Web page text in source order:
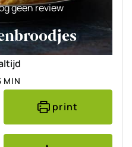
geen review
MINUTEN
MIN
print